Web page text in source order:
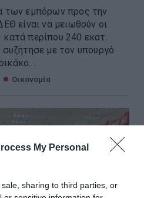
My Personal
sharing to third parties, or
των εμπόρων προς την
είναι να μειωθούν οι
περίπου 240 εκατ.
με τον υπουργό
Οικονομία